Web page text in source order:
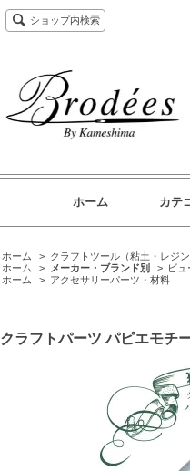
ショップ内検索
ホーム カテ
ホーム > クラフトツール（粘土・レジン
ホーム
> メーカー・ブランド別 > ビ
ホーム
> アクセサリーパーツ・材料
クラフトパーツ パピエモチ